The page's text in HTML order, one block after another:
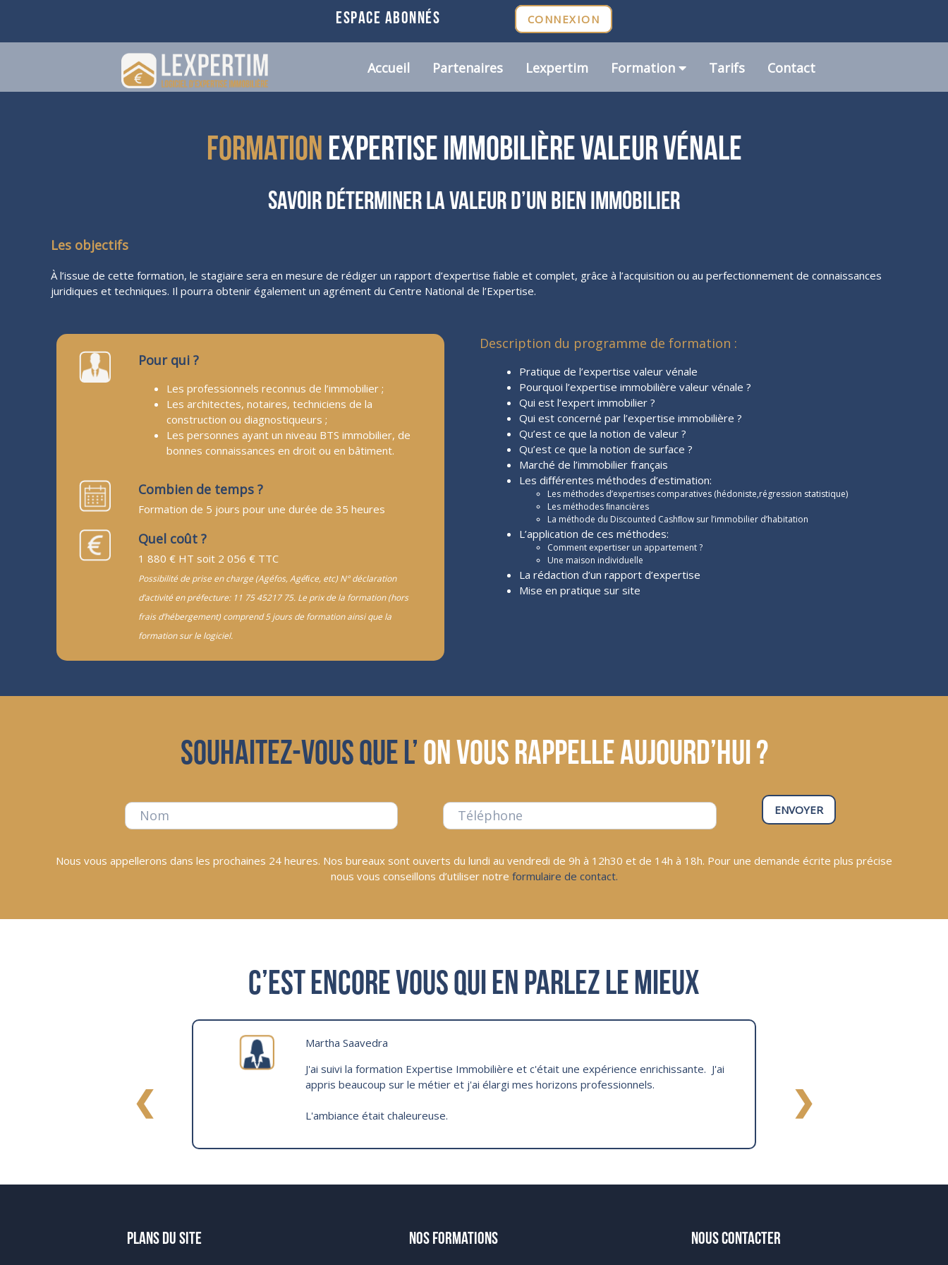
ESPACE ABONNÉS CONNEXION
Accueil Partenaires Lexpertim Formation Tarifs Contact
Formation expertise immobilière valeur vénale
Savoir déterminer la valeur d’un bien immobilier
Les objectifs
À l’issue de cette formation, le stagiaire sera en mesure de rédiger un rapport d’expertise ﬁable et complet, grâce à l’acquisition ou au perfectionnement de connaissances
juridiques et techniques. Il pourra obtenir également un agrément du Centre National de l’Expertise.
Pour qui ?
Les professionnels reconnus de l’immobilier ;
Les architectes, notaires, techniciens de la
construction ou diagnostiqueurs ;
Les personnes ayant un niveau BTS immobilier, de
bonnes connaissances en droit ou en bâtiment.
Combien de temps ?
Formation de 5 jours pour une durée de 35 heures
Quel coût ?
1 880 € HT soit 2 056 € TTC
Possibilité de prise en charge (Agéfos, Agéﬁce, etc) N° déclaration
d’activité en préfecture: 11 75 45217 75. Le prix de la formation (hors
frais d’hébergement) comprend 5 jours de formation ainsi que la
formation sur le logiciel.
Description du programme de formation :
Pratique de l’expertise valeur vénale
Pourquoi l’expertise immobilière valeur vénale ?
Qui est l’expert immobilier ?
Qui est concerné par l’expertise immobilière ?
Qu’est ce que la notion de valeur ?
Qu’est ce que la notion de surface ?
Marché de l’immobilier français
Les diﬀérentes méthodes d’estimation:
Les méthodes d’expertises comparatives (hédoniste,régression statistique)
Les méthodes ﬁnancières
La méthode du Discounted Cashﬂow sur l’immobilier d’habitation
L’application de ces méthodes:
Comment expertiser un appartement ?
Une maison individuelle
La rédaction d’un rapport d’expertise
Mise en pratique sur site
Souhaitez-vous que l’ on vous rappelle aujourd’hui ?
ENVOYER
Nous vous appellerons dans les prochaines 24 heures. Nos bureaux sont ouverts du lundi au vendredi de 9h à 12h30 et de 14h à 18h. Pour une demande écrite plus précise
nous vous conseillons d’utiliser notre formulaire de contact.
C’est encore vous qui en parlez le mieux
Martha Saavedra
J'ai suivi la formation Expertise Immobilière et c'était une expérience enrichissante. J'ai
appris beaucoup sur le métier et j'ai élargi mes horizons professionnels.
L'ambiance était chaleureuse.
❮ ❯
PLANS DU SITE NOS FORMATIONS NOUS CONTACTER